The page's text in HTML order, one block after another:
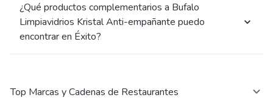
¿Qué productos complementarios a Bufalo
Limpiavidrios Kristal Anti-empañante puedo
encontrar en Éxito?
Top Marcas y Cadenas de Restaurantes